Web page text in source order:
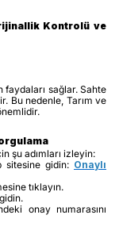
Kontrolü ve
faydaları sağlar. Sahte
Bu nedenle, Tarım ve
şu adımları izleyin:
sitesine gidin: Onaylı
tıklayın.
onay numarasını